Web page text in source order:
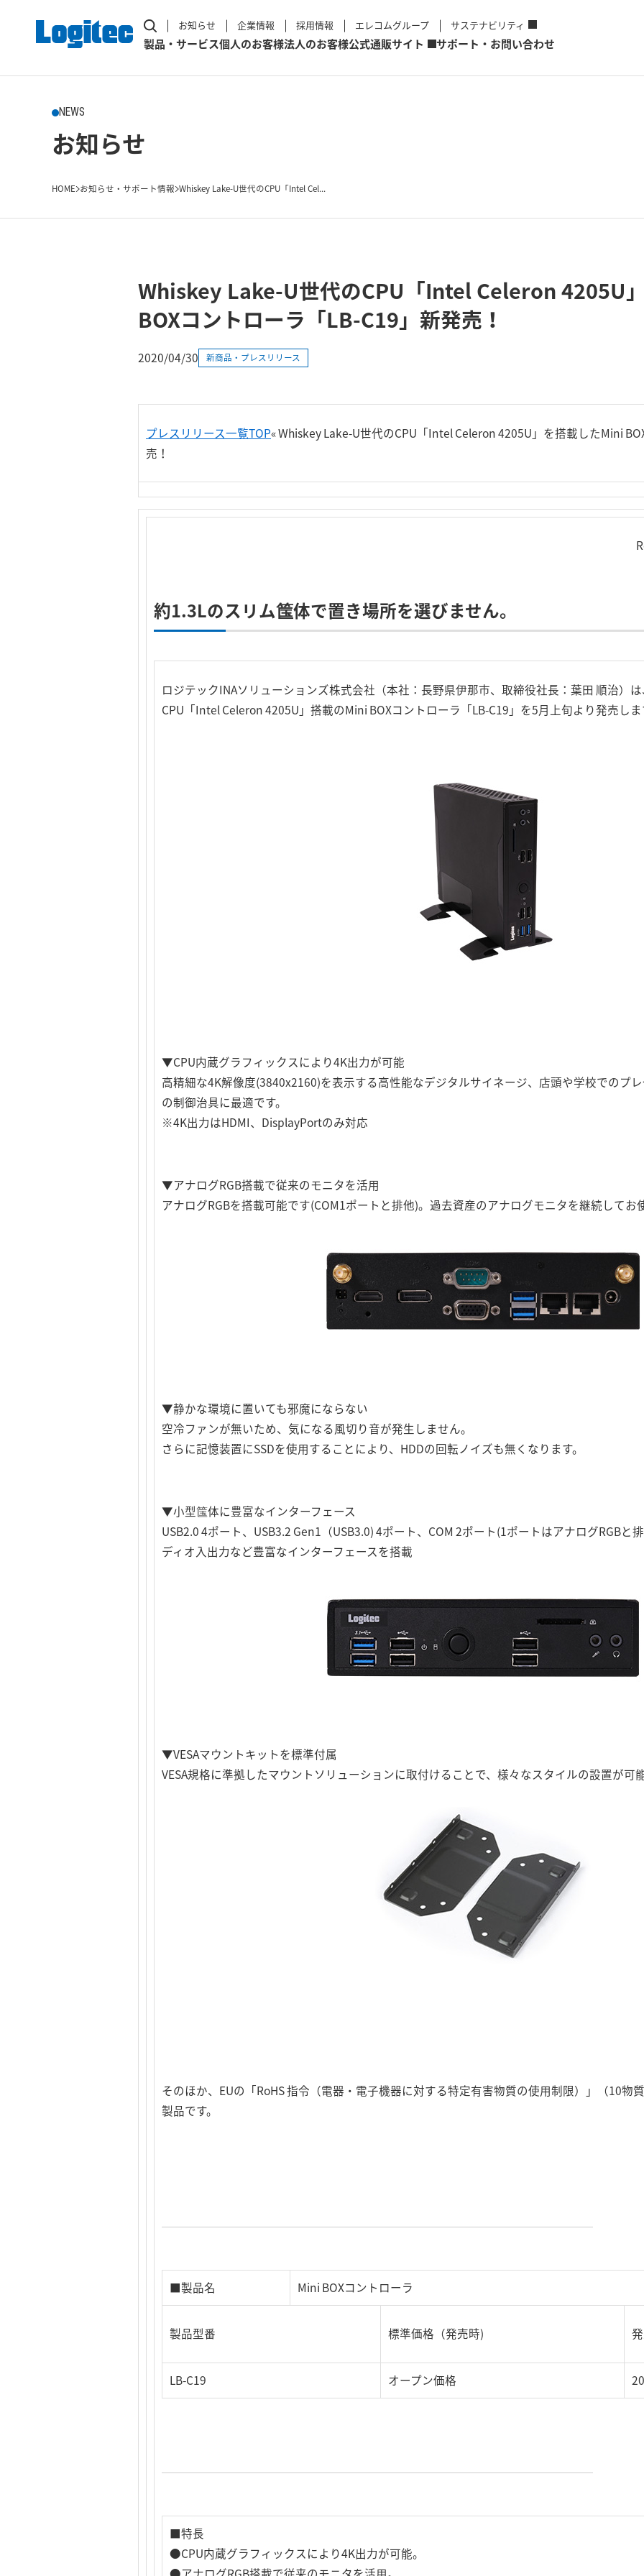
お知らせ 企業情報 採用情報 エレコムグループ サステナビリティ
製品・サービス個人のお客様法人のお客様公式通販サイト サポート・お問い合わせ
NEWS
お知らせ
HOME お知らせ・サポート情報 Whiskey Lake-U世代のCPU「Intel Cel...
Whiskey Lake-U世代のCPU「Intel Celeron 4205U
BOXコントローラ「LB-C19」新発売！
2020/04/30 新商品・プレスリリース
プレスリリース一覧TOP«Whiskey Lake-U世代のCPU「Intel Celeron 4205U」を搭載したMini
売！
約1.3Lのスリム筺体で置き場所を選びません。
ロジテックINAソリューションズ株式会社（本社：長野県伊那市、取締役社長：葉田 順治）
CPU「Intel Celeron 4205U」搭載のMini BOXコントローラ「LB-C19」を5月上旬より発売しま
▼CPU内蔵グラフィックスにより4K出力が可能
高精細な4K解像度(3840x2160)を表示する高性能なデジタルサイネージ、店頭や学校でのプ
の制御治具に最適です。
※4K出力はHDMI、DisplayPortのみ対応
▼アナログRGB搭載で従来のモニタを活用
アナログRGBを搭載可能です(COM1ポートと排他)。過去資産のアナログモニタを継続してお
▼静かな環境に置いても邪魔にならない
空冷ファンが無いため、気になる風切り音が発生しません。
さらに記憶装置にSSDを使用することにより、HDDの回転ノイズも無くなります。
▼小型筺体に豊富なインターフェース
USB2.0 4ポート、USB3.2 Gen1（USB3.0) 4ポート、COM 2ポート(1ポートはアナログRGBと
ディオ入出力など豊富なインターフェースを搭載
▼VESAマウントキットを標準付属
VESA規格に準拠したマウントソリューションに取付けることで、様々なスタイルの設置が可
そのほか、EUの「RoHS 指令（電器・電子機器に対する特定有害物質の使用制限）」（10物
製品です。
■製品名 Mini BOXコントローラ
製品型番 標準価格（発売時)
LB-C19 オープン価格
■特長
●CPU内蔵グラフィックスにより4K出力が可能。